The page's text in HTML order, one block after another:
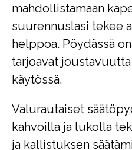
mahdollistamaan
suurennuslasi tekee
helppoa. Pöydässä
tarjoavat
käytössä.
Valurautaiset
kahvoilla ja lukolla
ja kallistuksen